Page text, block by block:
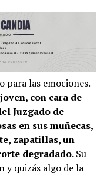
para las emociones.
con cara de
Juzgado de
en sus muñecas,
zapatillas, un
degradado.Su
y quizás algo de la